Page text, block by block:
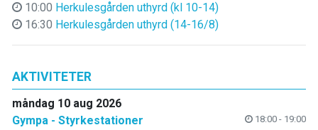
10:00 Herkulesgården uthyrd (kl 10-14)
16:30 Herkulesgården uthyrd (14-16/8)
AKTIVITETER
måndag 10 aug 2026
Gympa - Styrkestationer
18:00 - 19:00